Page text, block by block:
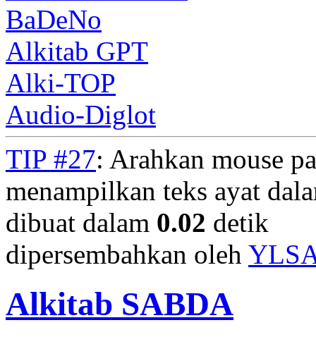
BaDeNo
Alkitab GPT
Alki-TOP
Audio-Diglot
TIP #27: Arahkan mouse
menampilkan teks ayat
dibuat dalam 0.02 detik
dipersembahkan oleh
Alkitab SABDA